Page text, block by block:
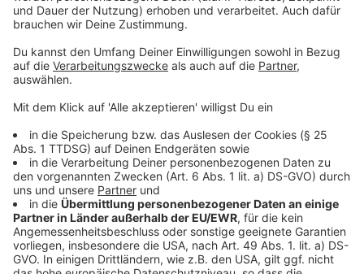
Anzeige
So kann die App zu einem Erfolg werden
Anzeige
Studien zufolge sollten 60 Prozent der Bevölkerung
eines jeweiligen Landes eine solche App verwenden,
damit sie Erfolg hat. Die Bundesregierung sieht aber
schon positive Auswirkungen bei einer deutlich
geringeren Anzahl an Nutzern: "Jeder, der zusätzlich
mitmacht, ist eine Hilfe, um Kontaktketten
nachzuverfolgen", sagt die stellvertretende